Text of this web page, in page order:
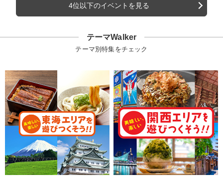
4位以下のイベントを見る
テーマWalker
テーマ別特集をチェック